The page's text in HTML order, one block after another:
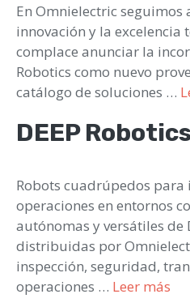
En Omnielectric seguimos
innovación y la excelencia
complace anunciar la
Robotics como nuevo
catálogo de soluciones …
DEEP
Robots cuadrúpedos
operaciones en entornos
autónomas y versátiles de
distribuidas por
inspección, seguridad,
operaciones … Leer más